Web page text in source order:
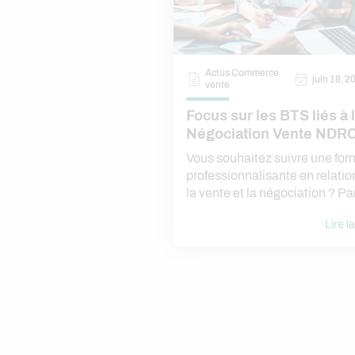
comment faire carrière dans la relation
Actus Commerce
vente
juin 18,
Focus sur les BTS liés à
Négociation Vente
Assurance – Immobilier
Vous souhaitez suivre une
professionnalisante en
la vente et la négociation ? Parmi eux,
Digitalisation de la Relation
Lire